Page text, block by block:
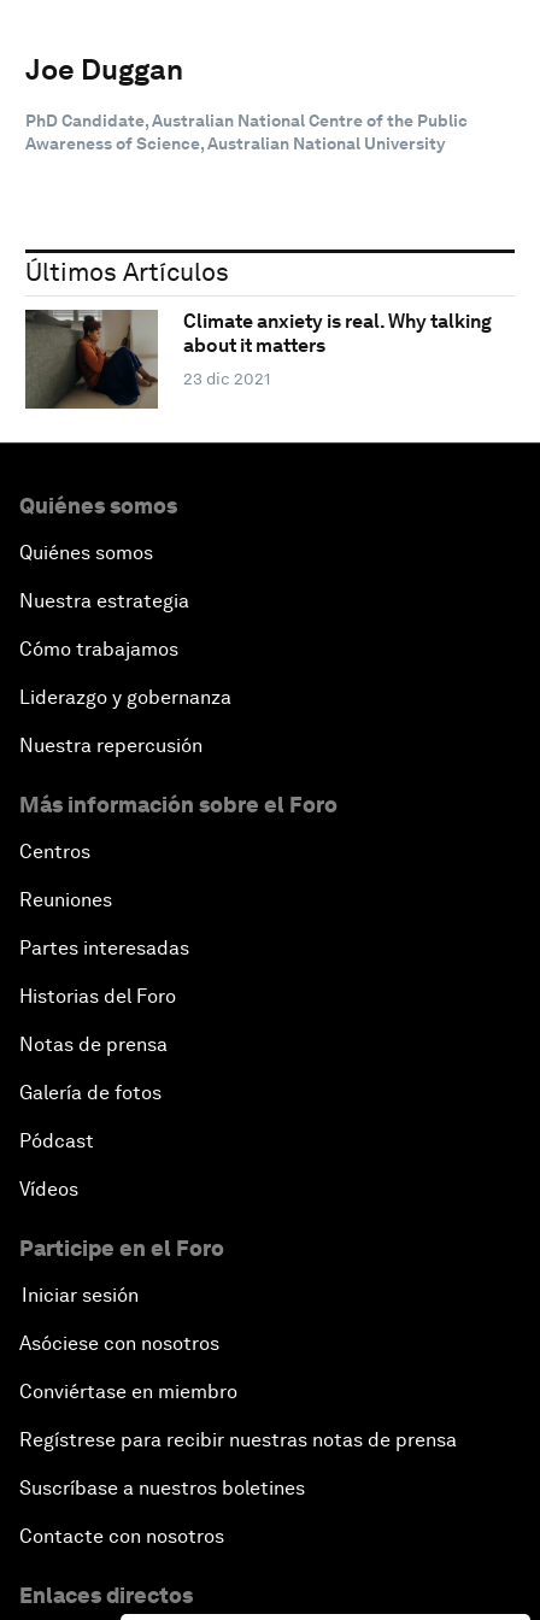
Joe Duggan
PhD Candidate, Australian National Centre of the Public
Awareness of Science, Australian National University
Últimos Artículos
Climate anxiety is real. Why talking
about it matters
23 dic 2021
Quiénes somos
Quiénes somos
Nuestra estrategia
Cómo trabajamos
Liderazgo y gobernanza
Nuestra repercusión
Más información sobre el Foro
Centros
Reuniones
Partes interesadas
Historias del Foro
Notas de prensa
Galería de fotos
Pódcast
Vídeos
Participe en el Foro
Iniciar sesión
Asóciese con nosotros
Conviértase en miembro
Regístrese para recibir nuestras notas de prensa
Suscríbase a nuestros boletines
Contacte con nosotros
Enlaces directos